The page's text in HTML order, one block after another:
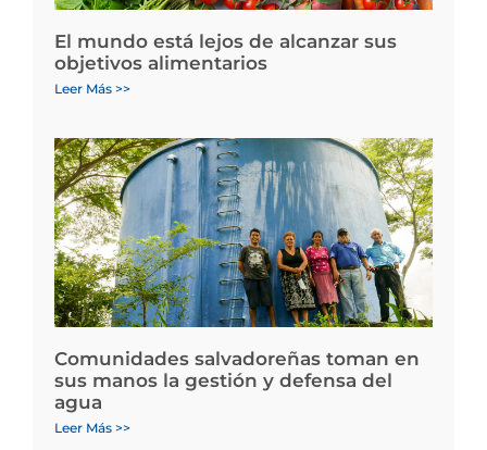
El mundo está lejos de alcanzar sus
objetivos alimentarios
Leer Más >>
Comunidades salvadoreñas toman en
sus manos la gestión y defensa del
agua
Leer Más >>